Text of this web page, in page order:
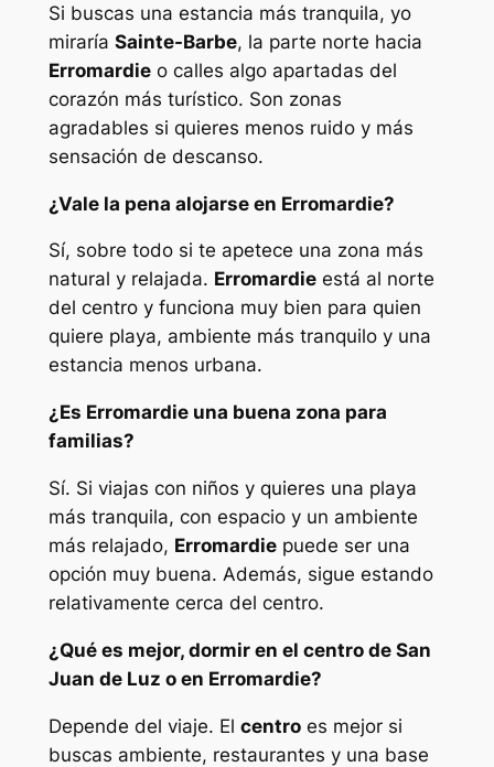
Si buscas una estancia más tranquila, yo
miraría Sainte-Barbe, la parte norte hacia
Erromardieo calles algo apartadas del
corazón más turístico. Son zonas
agradables si quieres menos ruido y más
sensación de descanso.
¿Vale la pena alojarse en Erromardie?
Sí, sobre todo si te apetece una zona más
natural y relajada. Erromardieestá al norte
del centro y funciona muy bien para quien
quiere playa, ambiente más tranquilo y una
estancia menos urbana.
¿Es Erromardie una buena zona para
familias?
Sí. Si viajas con niños y quieres una playa
más tranquila, con espacio y un ambiente
más relajado, Erromardiepuede ser una
opción muy buena. Además, sigue estando
relativamente cerca del centro.
¿Qué es mejor, dormir en el centro de San
Juan de Luz o en Erromardie?
Depende del viaje. El centroes mejor si
buscas ambiente, restaurantes y una base